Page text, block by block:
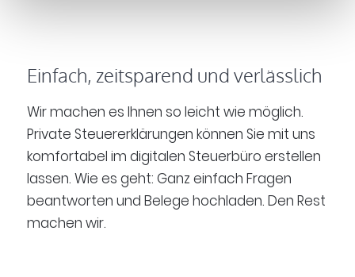
Einfach, zeitsparend und verlässlich
Wir machen es Ihnen so leicht wie möglich.
Private Steuererklärungen können Sie mit uns
komfortabel im digitalen Steuerbüro erstellen
lassen. Wie es geht: Ganz einfach Fragen
beantworten und Belege hochladen. Den Rest
machen wir.